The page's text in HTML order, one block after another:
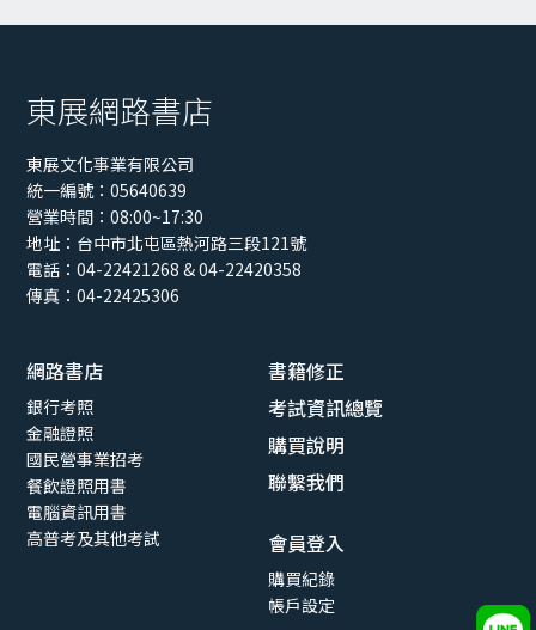
NT$480
東展網路書店
東展文化事業有限公司
統一編號：05640639
營業時間：08:00~17:30
地址： 台中市北屯區熱河路三段121號
電話：04-22421268 & 04-22420358
傳真：04-22425306
網路書店
銀行考照
金融證照
國民營事業招考
餐飲證照用書
電腦資訊用書
高普考及其他考試
書籍修正
考試資訊總覽
購買說明
聯繫我們
會員登入
購買紀錄
帳戶設定